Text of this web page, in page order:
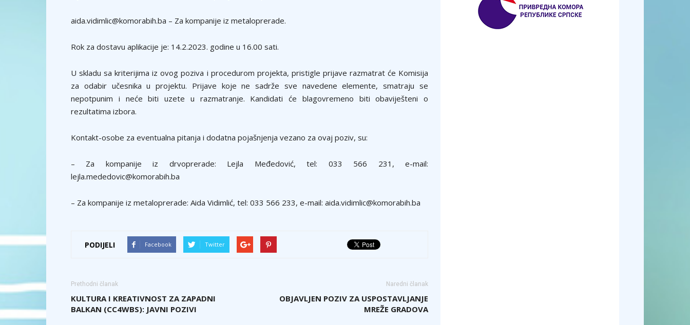
aida.vidimlic@komorabih.ba – Za kompanije iz metaloprerade.
Rok za dostavu aplikacije je: 14.2.2023. godine u 16.00 sati.
U skladu sa kriterijima iz ovog poziva i procedurom projekta, pristigle prijave razmatrat će Komisija
za odabir učesnika u projektu. Prijave koje ne sadrže sve navedene elemente, smatraju se
nepotpunim i neće biti uzete u razmatranje. Kandidati će blagovremeno biti obaviješteni o
rezultatima izbora.
Kontakt-osobe za eventualna pitanja i dodatna pojašnjenja vezano za ovaj poziv, su:
– Za kompanije iz drvoprerade: Lejla Međedović, tel: 033 566 231, e-mail:
lejla.mededovic@komorabih.ba
– Za kompanije iz metaloprerade: Aida Vidimlić, tel: 033 566 233, e-mail: aida.vidimlic@komorabih.ba
PODIJELI Facebook Twitter
Prethodni članak
KULTURA I KREATIVNOST ZA ZAPADNI
BALKAN (CC4WBS): JAVNI POZIVI
Naredni članak
OBJAVLJEN POZIV ZA USPOSTAVLJANJE
MREŽE GRADOVA